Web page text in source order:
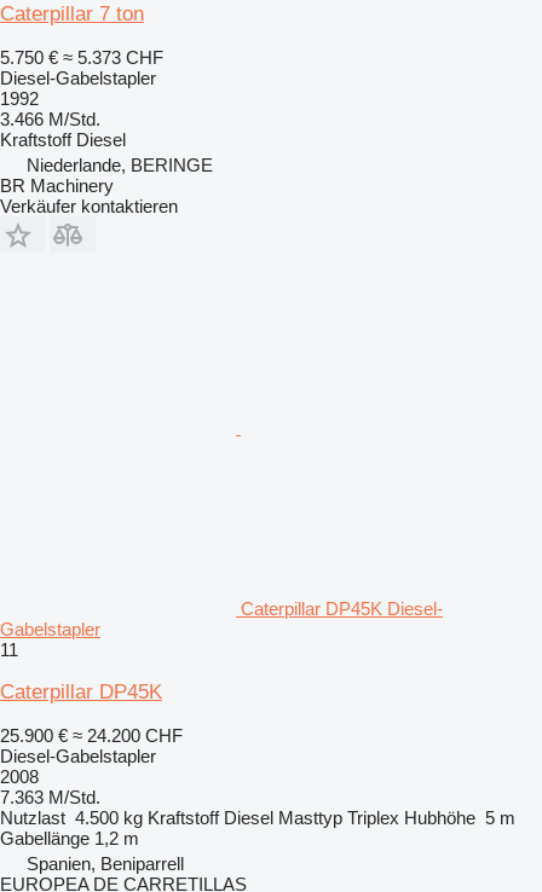
Caterpillar 7 ton
5.750 € ≈ 5.373 CHF
Diesel-Gabelstapler
1992
3.466 M/Std.
Kraftstoff Diesel
Niederlande, BERINGE
BR Machinery
Verkäufer kontaktieren
Caterpillar DP45K Diesel-
Gabelstapler
11
Caterpillar DP45K
25.900 € ≈ 24.200 CHF
Diesel-Gabelstapler
2008
7.363 M/Std.
Nutzlast 4.500 kg Kraftstoff Diesel Masttyp Triplex Hubhöhe 5 m
Gabellänge 1,2 m
Spanien, Beniparrell
EUROPEA DE CARRETILLAS